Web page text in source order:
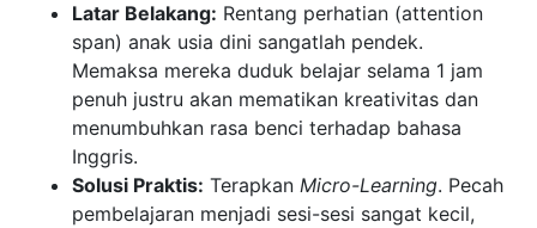
Latar Belakang: Rentang perhatian (attention
span) anak usia dini sangatlah pendek.
Memaksa mereka duduk belajar selama 1 jam
penuh justru akan mematikan kreativitas dan
menumbuhkan rasa benci terhadap bahasa
Inggris.
Solusi Praktis: Terapkan Micro-Learning. Pecah
pembelajaran menjadi sesi-sesi sangat kecil,